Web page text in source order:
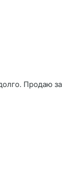
Продаю за